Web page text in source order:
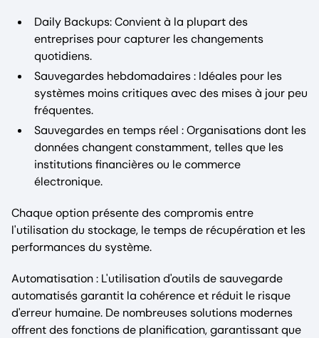
Daily Backups: Convient à la plupart des
entreprises pour capturer les changements
quotidiens.
Sauvegardes hebdomadaires : Idéales pour les
systèmes moins critiques avec des mises à jour peu
fréquentes.
Sauvegardes en temps réel : Organisations dont les
données changent constamment, telles que les
institutions financières ou le commerce
électronique.
Chaque option présente des compromis entre
l'utilisation du stockage, le temps de récupération et les
performances du système.
Automatisation : L'utilisation d'outils de sauvegarde
automatisés garantit la cohérence et réduit le risque
d'erreur humaine. De nombreuses solutions modernes
offrent des fonctions de planification, garantissant que